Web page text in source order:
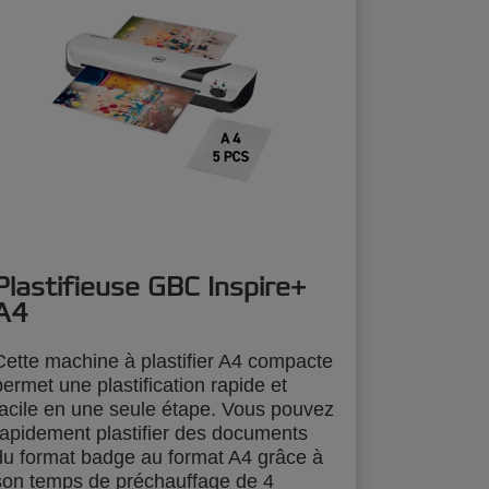
GBC Inspire+
machine à plastifier A4 compacte
une plastification rapide et
en une seule étape. Vous pouvez
plastifier des documents
format badge au format A4 grâce à
temps de préchauffage de 4